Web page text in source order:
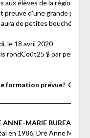
aux élèves de la région qui
preuve d’une grande
aura de petites bouchées
le 18 avril 2020
rondCoût25 $ par
formation prévue!
MARIE BUREAU
en 1986, Dre Anne Marie